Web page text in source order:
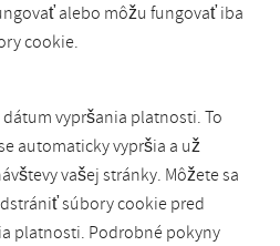
alebo môžu fungovať iba
cookie.
vypršania platnosti. To
automaticky vypršia a už
vašej stránky. Môžete sa
súbory cookie pred
platnosti. Podrobné pokyny